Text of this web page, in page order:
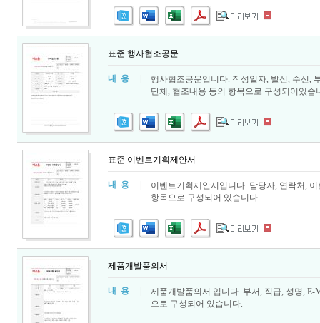
표준 행사협조공문
내 용
행사협조공문입니다. 작성일자, 발신, 수신,
단체, 협조내용 등의 항목으로 구성되어있습
표준 이벤트기획제안서
내 용
이벤트기획제안서입니다. 담당자, 연락처,
항목으로 구성되어 있습니다.
제품개발품의서
내 용
제품개발품의서 입니다. 부서, 직급, 성명,
으로 구성되어 있습니다.